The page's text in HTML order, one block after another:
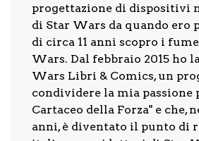
progettazione di dispositivi
di Star Wars da quando ero
di circa 11 anni scopro i
Wars. Dal febbraio 2015 ho
Wars Libri & Comics, un
condividere la mia passione
Cartaceo della Forza" e che,
anni, è diventato il punto di